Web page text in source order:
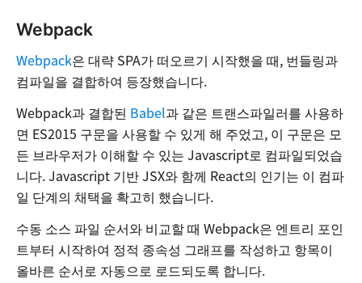
Webpack
Webpack은 대략 SPA가 떠오르기 시작했을 때, 번들링과
컴파일을 결합하여 등장했습니다.
Webpack과 결합된 Babel과 같은 트랜스파일러를 사용하
면 ES2015 구문을 사용할 수 있게 해 주었고, 이 구문은 모
든 브라우저가 이해할 수 있는 Javascript로 컴파일되었습
니다. Javascript 기반 JSX와 함께 React의 인기는 이 컴파
일 단계의 채택을 확고히 했습니다.
수동 소스 파일 순서와 비교할 때 Webpack은 엔트리 포인
트부터 시작하여 정적 종속성 그래프를 작성하고 항목이
올바른 순서로 자동으로 로드되도록 합니다.